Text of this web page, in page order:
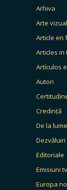
Arhiva
Arte
Article en
Articles in
Artículos
Autori
Credință
De la
Dezvăluiri
Editoriale
Emisiuni tv
Europa